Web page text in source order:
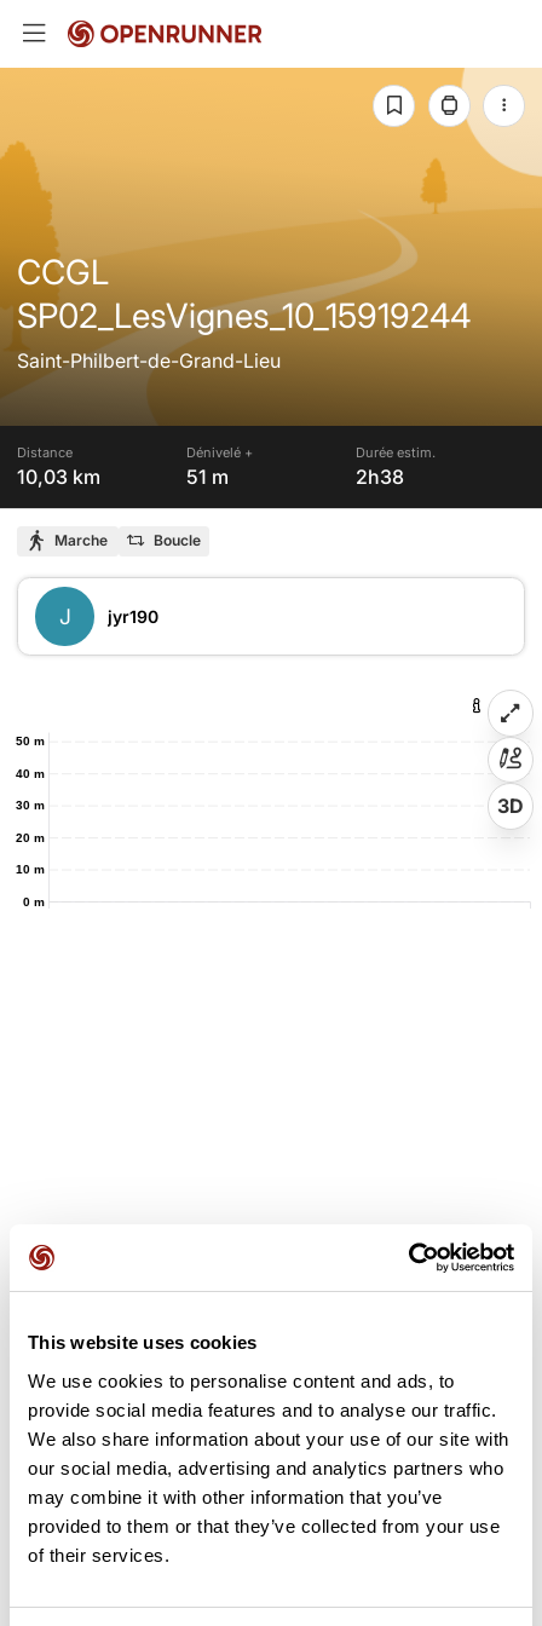
This website uses cookies
We use cookies to personalise content and ads, to
provide social media features and to analyse our traffic.
We also share information about your use of our site with
our social media, advertising and analytics partners who
may combine it with other information that you’ve
provided to them or that they’ve collected from your use
of their services.
CCGL
SP02_LesVignes_10_15919244
Saint-Philbert-de-Grand-Lieu
Distance
10,03 km
Dénivelé +
51 m
Durée estim.
2h38
Marche Boucle
J jyr190
0 m
10 m
20 m
30 m
40 m
50 m
3D
Avis des utilisateurs
Soyez le premier à ajouter un avis !
Ajouter un avis